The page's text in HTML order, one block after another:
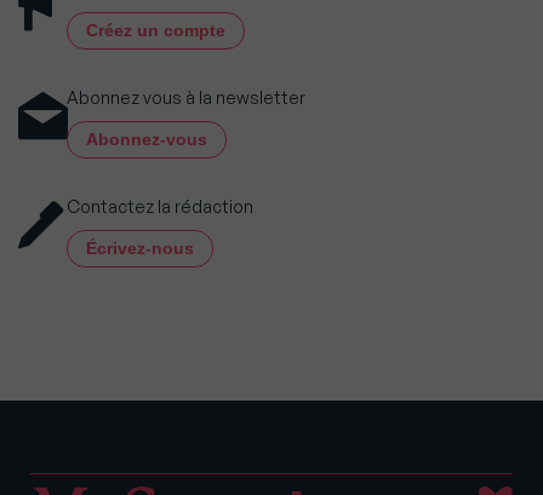
Créez un compte
Abonnez vous à la newsletter
Abonnez-vous
Contactez la rédaction
Écrivez-nous